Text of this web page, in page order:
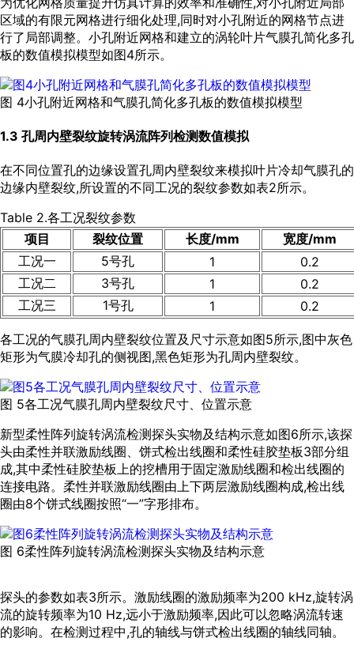
区域的有限元网格进行细化处理,同时对小孔附近的网格节点进
行了局部调整。小孔附近网格和建立的涡轮叶片气膜孔简化多孔
板的数值模拟模型如图4所示。
图 4小孔附近网格和气膜孔简化多孔板的数值模拟模型
1.3 孔周内壁裂纹旋转涡流阵列检测数值模拟
在不同位置孔的边缘设置孔周内壁裂纹来模拟叶片冷却气膜孔的
边缘内壁裂纹,所设置的不同工况的裂纹参数如表2所示。
Table 2.各工况裂纹参数
项目
裂纹位置 长度/mm
宽度/mm
工况一
5号孔 1
0.2
工况二
3号孔 1
0.2
工况三
1号孔 1 0.2
各工况的气膜孔周内壁裂纹位置及尺寸示意如图5所示,图中灰色
矩形为气膜冷却孔的侧视图,黑色矩形为孔周内壁裂纹。
图 5各工况气膜孔周内壁裂纹尺寸、位置示意
新型柔性阵列旋转涡流检测探头实物及结构示意如图6所示,该探
头由柔性并联激励线圈、饼式检出线圈和柔性硅胶垫板3部分组
成,其中柔性硅胶垫板上的挖槽用于固定激励线圈和检出线圈的
连接电路。柔性并联激励线圈由上下两层激励线圈构成,检出线
圈由8个饼式线圈按照“一”字形排布。
图 6柔性阵列旋转涡流检测探头实物及结构示意
探头的参数如表3所示。激励线圈的激励频率为200 kHz,旋转涡
流的旋转频率为10 Hz,远小于激励频率,因此可以忽略涡流转速
的影响。在检测过程中,孔的轴线与饼式检出线圈的轴线同轴。